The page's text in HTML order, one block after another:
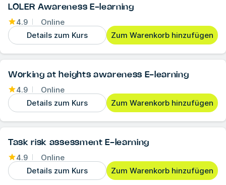
LOLER Awareness E-learning
4.9
Online
Details zum Kurs
Zum Warenkorb hinzufügen
Working at heights awareness E-learning
4.9
Online
Details zum Kurs
Zum Warenkorb hinzufügen
Task risk assessment E-learning
4.9
Online
Details zum Kurs
Zum Warenkorb hinzufügen